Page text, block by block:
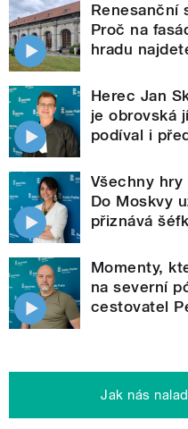
Renesanční
Proč na
hradu
Herec Jan
je obrovská
podíval i
Všechny
Do Moskvy
přiznává
Momenty,
na severní
cestovatel
Jak nás